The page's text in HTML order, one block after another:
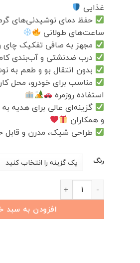
غذایی
حفظ دمای نوشیدنی‌های
ساعت‌های طولانی
مجهز به صافی تفکیک
درب ضدنشتی و آب‌بندی
بدون انتقال بو و طعم به
مناسب برای خودرو، محل
استفاده روزمره
گزینه‌ای عالی برای هدیه
و همکاران
طراحی شیک، مدرن و قابل
رنگ
فلاسک هوشمند دماسنج‌دار | استیل 304 با نمایشگر LED و صافی دمنوش عدد
افزودن به سبد